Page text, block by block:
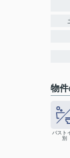
物
バスト
別